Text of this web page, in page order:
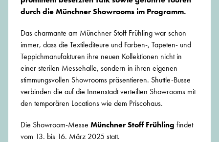
durch die Münchner Showrooms im Programm.
Das charmante am Münchner Stoff Frühling war schon
immer, dass die Textilediteure und Farben-, Tapeten- und
Teppichmanufakturen ihre neuen Kollektionen nicht in
einer sterilen Messehalle, sondern in ihren eigenen
stimmungsvollen Showrooms präsentieren. Shuttle-Busse
verbinden die auf die Innenstadt verteilten Showrooms mit
den temporären Locations wie dem Priscohaus.
Die Showroom-Messe Münchner Stoff Frühling findet
vom 13. bis 16. März 2025 statt.